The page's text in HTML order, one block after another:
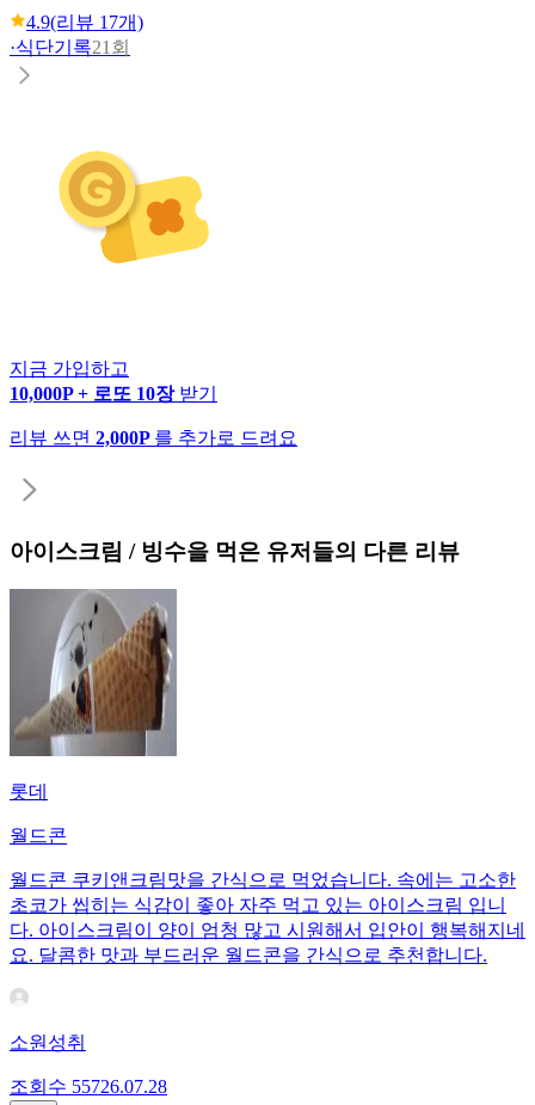
4.9(리뷰 17개)
·식단기록21회
지금 가입하고
10,000P + 로또 10장 받기
리뷰 쓰면 2,000P 를 추가로 드려요
아이스크림 / 빙수을 먹은 유저들의 다른 리뷰
롯데
월드콘
월드콘 쿠키앤크림맛을 간식으로 먹었습니다. 속에는 고소한
초코가 씹히는 식감이 좋아 자주 먹고 있는 아이스크림 입니
다. 아이스크림이 양이 엄청 많고 시원해서 입안이 행복해지네
요. 달콤한 맛과 부드러운 월드콘을 간식으로 추천합니다.
소원성취
조회수 55726.07.28